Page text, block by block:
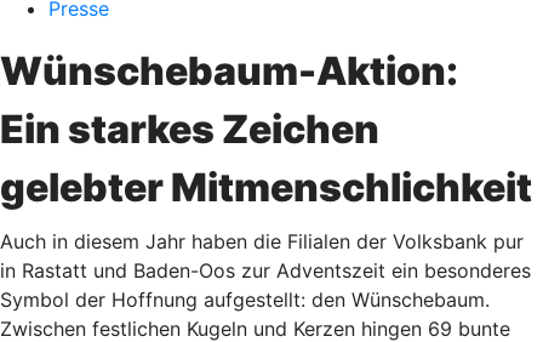
Presse
Wünschebaum-Aktion:
Ein starkes Zeichen
gelebter Mitmenschlichkeit
Auch in diesem Jahr haben die Filialen der Volksbank pur
in Rastatt und Baden-Oos zur Adventszeit ein besonderes
Symbol der Hoffnung aufgestellt: den Wünschebaum.
Zwischen festlichen Kugeln und Kerzen hingen 69 bunte